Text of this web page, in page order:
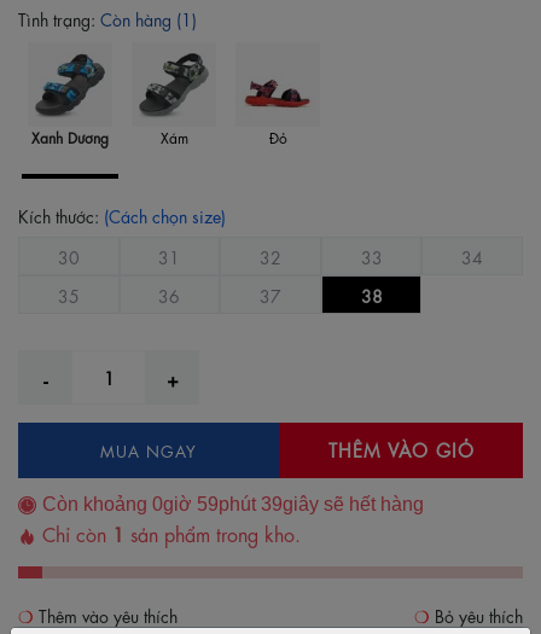
Tình trạng: Còn hàng (1)
Xám
Xanh Dương Đỏ
Kích thước: (Cách chọn size)
30
31 32 33
34
35
36 37 38
MUA NGAY THÊM VÀO GIỎ
Còn khoảng 0giờ 59phút 39giây sẽ hết hàng
Chỉ còn 1 sản phẩm trong kho.
Thêm vào yêu thích Bỏ yêu thích